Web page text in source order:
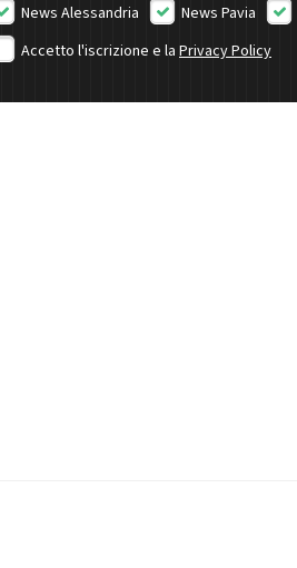
News Alessandria
News Pavia
Accetto l'iscrizione e la Privacy Policy